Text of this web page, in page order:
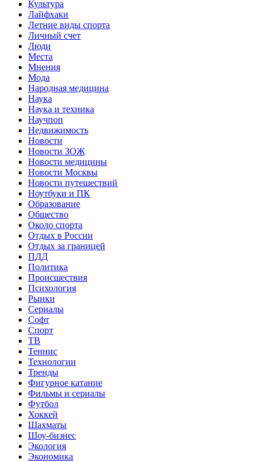
Культура
Лайфхаки
Летние виды спорта
Личный счет
Люди
Места
Мнения
Мода
Народная медицина
Наука
Наука и техника
Научпоп
Недвижимость
Новости
Новости ЗОЖ
Новости медицины
Новости Москвы
Новости путешествий
Ноутбуки и ПК
Образование
Общество
Около спорта
Отдых в России
Отдых за границей
ПДД
Политика
Происшествия
Психология
Рынки
Сериалы
Софт
Спорт
ТВ
Теннис
Технологии
Тренды
Фигурное катание
Фильмы и сериалы
Футбол
Хоккей
Шахматы
Шоу-бизнес
Экология
Экономика